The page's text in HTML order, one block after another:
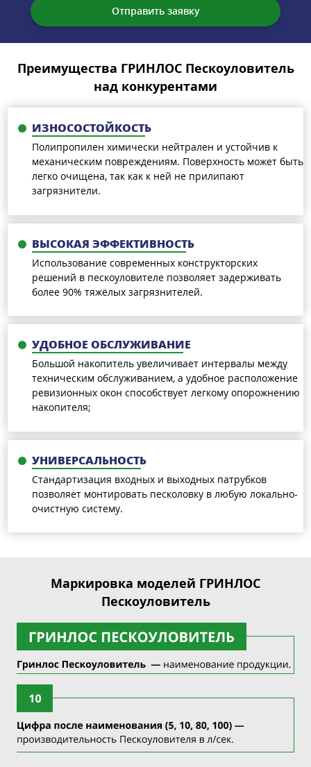
Преимущества ГРИНЛОС Пескоуловитель
над конкурентами
ИЗНОСОСТОЙКОСТЬ
Полипропилен химически нейтрален и устойчив к
механическим повреждениям. Поверхность может быть
легко очищена, так как к ней не прилипают
загрязнители.
ВЫСОКАЯ ЭФФЕКТИВНОСТЬ
Использование современных конструкторских
решений в пескоуловителе позволяет задерживать
более 90% тяжёлых загрязнителей.
УДОБНОЕ ОБСЛУЖИВАНИЕ
Большой накопитель увеличивает интервалы между
техническим обслуживанием, а удобное расположение
ревизионных окон способствует легкому опорожнению
накопителя;
УНИВЕРСАЛЬНОСТЬ
Стандартизация входных и выходных патрубков
позволяет монтировать песколовку в любую локально-
очистную систему.
Маркировка моделей ГРИНЛОС
Пескоуловитель